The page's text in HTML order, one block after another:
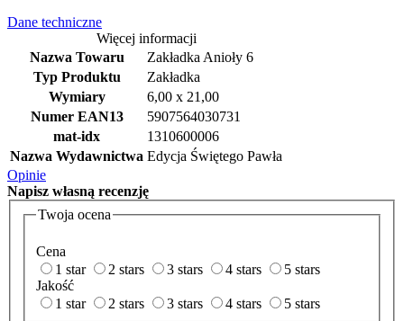
Dane techniczne
Więcej informacji
Nazwa Towaru
Zakładka Anioły 6
Typ Produktu
Zakładka
Wymiary
6,00 x 21,00
Numer EAN13
5907564030731
mat-idx
1310600006
Nazwa Wydawnictwa Edycja Świętego Pawła
Opinie
Napisz własną recenzję
Twoja ocena
Cena
1 star
2 stars 3 stars 4 stars
5 stars
Jakość
1 star
2 stars 3 stars 4 stars
5 stars